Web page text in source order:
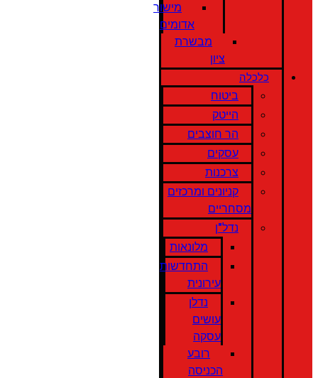
מישור
אדומים
מבשרת
ציון
כלכלה
ביטוח
הייטק
הר חוצבים
עסקים
צרכנות
קניונים ומרכזים
מסחריים
נדל"ן
מלונאות
התחדשות
עירונית
נדלן
עושים
עסקה
רובע
הכניסה